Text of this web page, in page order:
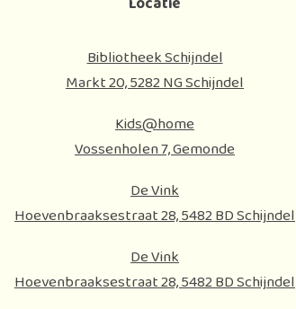
Bibliotheek Schijndel
Markt 20, 5282 NG Schijndel
Kids@home
Vossenholen 7, Gemonde
De Vink
Hoevenbraaksestraat 28, 5482 BD Schijndel
De Vink
Hoevenbraaksestraat 28, 5482 BD Schijndel